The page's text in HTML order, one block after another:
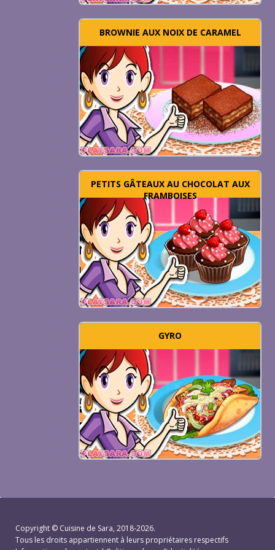
BROWNIE AUX NOIX DE CARAMEL
PETITS GÂTEAUX AU CHOCOLAT AUX
FRAMBOISES
GYRO
Copyright © Cuisine de Sara, 2018-2026.
Tous les droits appartiennent à leurs propriétaires respectifs